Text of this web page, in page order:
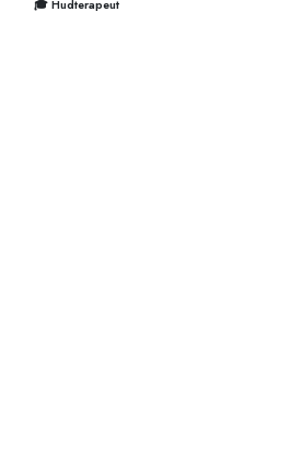
🎓 Hudterapeut